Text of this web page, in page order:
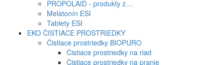
PROPOLAID - produkty z…
Melatonín ESI
Tablety ESI
EKO ČISTIACE PROSTRIEDKY
Čistiace prostriedky BIOPURO
Čistiace prostriedky na riad
Čistiace prostriedky na pranie